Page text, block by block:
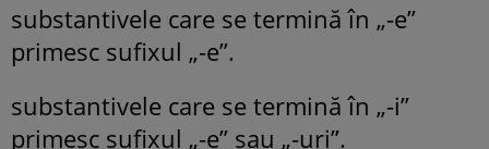
substantivele care se termină în „-e”
primesc sufixul „-e”.
substantivele care se termină în „-i”
primesc sufixul „-e” sau „-uri”.